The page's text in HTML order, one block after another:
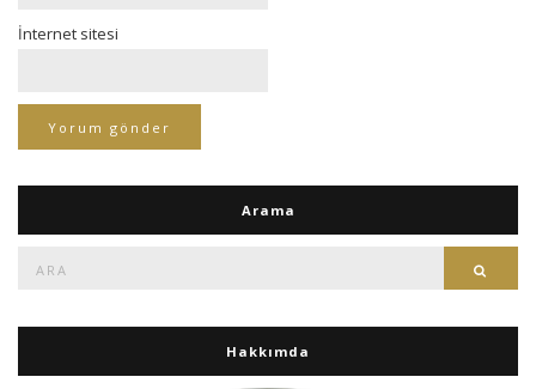
İnternet sitesi
Arama
Hakkımda